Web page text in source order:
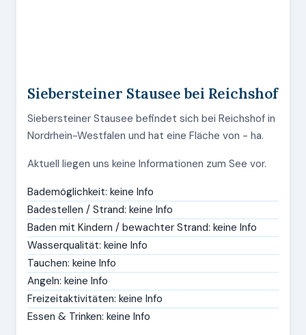
Siebersteiner Stausee bei Reichshof
Siebersteiner Stausee befindet sich bei Reichshof in
Nordrhein-Westfalen und hat eine Fläche von - ha.
Aktuell liegen uns keine Informationen zum See vor.
Bademöglichkeit: keine Info
Badestellen / Strand: keine Info
Baden mit Kindern / bewachter Strand: keine Info
Wasserqualität: keine Info
Tauchen: keine Info
Angeln: keine Info
Freizeitaktivitäten: keine Info
Essen & Trinken: keine Info